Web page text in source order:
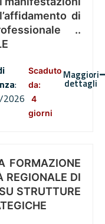
di
..
:
Scaduto
da:
4
giorni
Maggiori
dettagli
FORMAZIONE
REGIONALE DI
STRUTTURE